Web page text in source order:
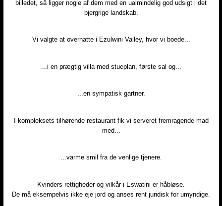
billedet, så ligger nogle af dem med en ualmindelig god udsigt i det
bjergrige landskab.
Vi valgte at overnatte i Ezulwini Valley, hvor vi boede...
...i en prægtig villa med stueplan, første sal og...
...en sympatisk gartner.
I kompleksets tilhørende restaurant fik vi serveret fremragende mad
med...
...varme smil fra de venlige tjenere.
Kvinders rettigheder og vilkår i Eswatini er håbløse.
De må eksempelvis ikke eje jord og anses rent juridisk for umyndige.